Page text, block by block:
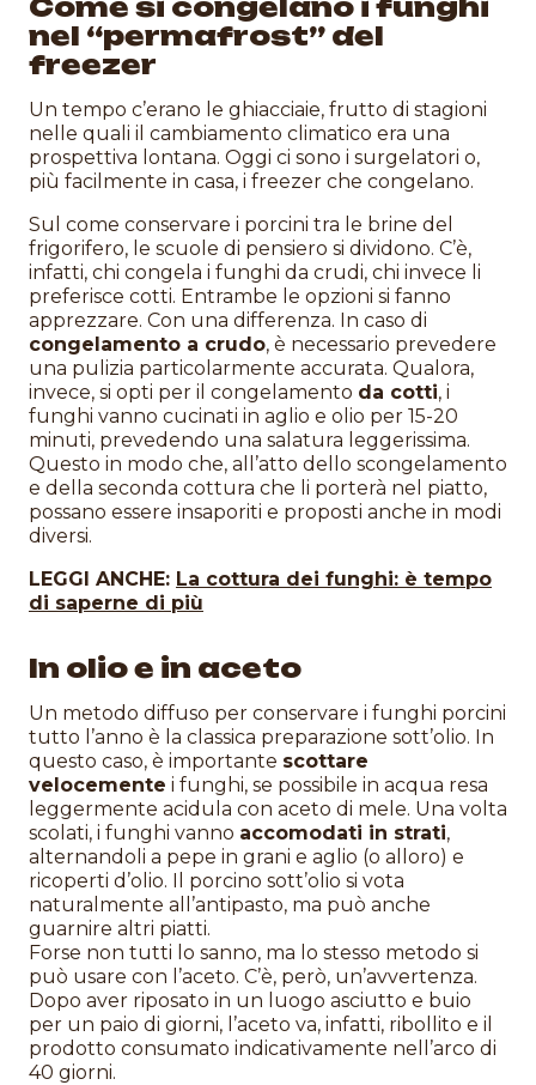
nel “permafrost” del
freezer
Un tempo c’erano le ghiacciaie, frutto di stagioni
nelle quali il cambiamento climatico era una
prospettiva lontana. Oggi ci sono i surgelatori o,
più facilmente in casa, i freezer che congelano.
Sul come conservare i porcini tra le brine del
frigorifero, le scuole di pensiero si dividono. C’è,
infatti, chi congela i funghi da crudi, chi invece li
preferisce cotti. Entrambe le opzioni si fanno
apprezzare. Con una differenza. In caso di
congelamento a crudo, è necessario prevedere
una pulizia particolarmente accurata. Qualora,
invece, si opti per il congelamento da cotti, i
funghi vanno cucinati in aglio e olio per 15-20
minuti, prevedendo una salatura leggerissima.
Questo in modo che, all’atto dello scongelamento
e della seconda cottura che li porterà nel piatto,
possano essere insaporiti e proposti anche in modi
diversi.
LEGGI ANCHE: La cottura dei funghi: è tempo
di saperne di più
In olio e in aceto
Un metodo diffuso per conservare i funghi porcini
tutto l’anno è la classica preparazione sott’olio. In
questo caso, è importante scottare
velocemente i funghi, se possibile in acqua resa
leggermente acidula con aceto di mele. Una volta
scolati, i funghi vanno accomodati in strati,
alternandoli a pepe in grani e aglio (o alloro) e
ricoperti d’olio. Il porcino sott’olio si vota
naturalmente all’antipasto, ma può anche
guarnire altri piatti.
Forse non tutti lo sanno, ma lo stesso metodo si
può usare con l’aceto. C’è, però, un’avvertenza.
Dopo aver riposato in un luogo asciutto e buio
per un paio di giorni, l’aceto va, infatti, ribollito e il
prodotto consumato indicativamente nell’arco di
40 giorni.